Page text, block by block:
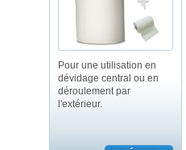
Pour une utilisation en
dévidage central ou en
déroulement par
l'extérieur.